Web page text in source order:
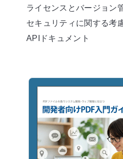
ライセンスとバージョン
セキュリティに関する考
APIドキュメント